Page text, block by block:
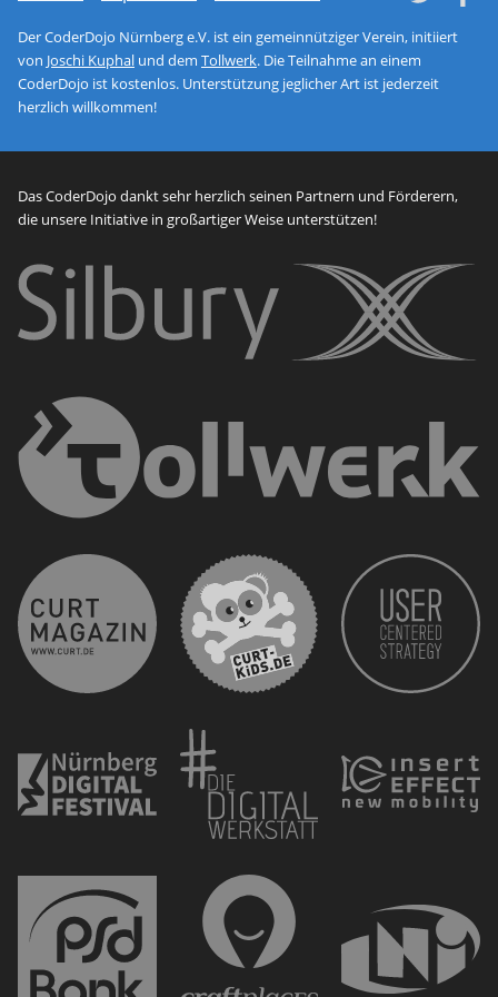
Der CoderDojo Nürnberg e.V. ist ein gemeinnütziger Verein, initiiert
von Joschi Kuphal und dem Tollwerk. Die Teilnahme an einem
CoderDojo ist kostenlos. Unterstützung jeglicher Art ist jederzeit
herzlich willkommen!
Das CoderDojo dankt sehr herzlich seinen Partnern und Förderern,
die unsere Initiative in großartiger Weise unterstützen!
Nürnberg Digital